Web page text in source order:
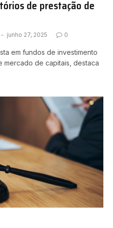
de prestação de
junho 27, 2025 0
em fundos de investimento
de capitais, destaca